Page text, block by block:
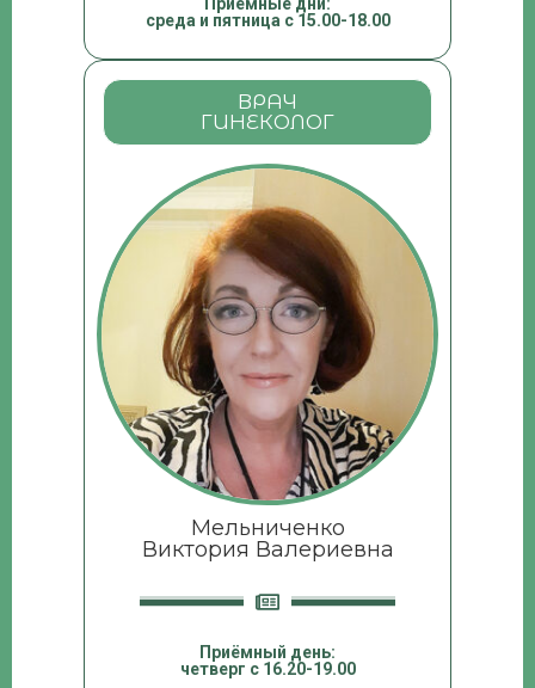
среда и пятница с 15.00-18.00
ВРАЧ
ГИНЕКОЛОГ
Мельниченко
Виктория Валериевна
Приёмный день:
четверг с 16.20-19.00